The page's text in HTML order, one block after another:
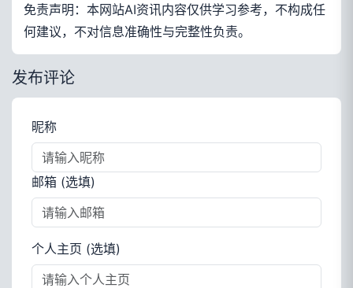
免责声明：本网站AI资讯内容仅供学习参考，不构成任
何建议，不对信息准确性与完整性负责。
发布评论
昵称
邮箱 (选填)
个人主页 (选填)